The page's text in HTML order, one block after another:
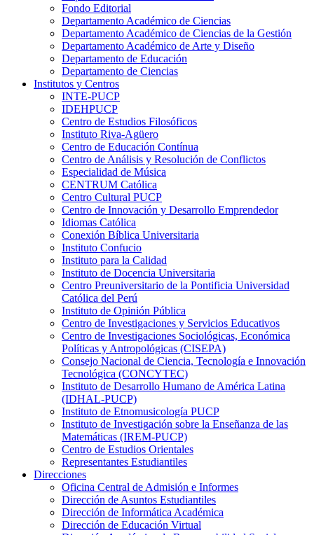
Fondo Editorial
Departamento Académico de Ciencias
Departamento Académico de Ciencias de la Gestión
Departamento Académico de Arte y Diseño
Departamento de Educación
Departamento de Ciencias
Institutos y Centros
INTE-PUCP
IDEHPUCP
Centro de Estudios Filosóficos
Instituto Riva-Agüero
Centro de Educación Contínua
Centro de Análisis y Resolución de Conflictos
Especialidad de Música
CENTRUM Católica
Centro Cultural PUCP
Centro de Innovación y Desarrollo Emprendedor
Idiomas Católica
Conexión Bíblica Universitaria
Instituto Confucio
Instituto para la Calidad
Instituto de Docencia Universitaria
Centro Preuniversitario de la Pontificia Universidad
Católica del Perú
Instituto de Opinión Pública
Centro de Investigaciones y Servicios Educativos
Centro de Investigaciones Sociológicas, Económica
Políticas y Antropológicas (CISEPA)
Consejo Nacional de Ciencia, Tecnología e Innovación
Tecnológica (CONCYTEC)
Instituto de Desarrollo Humano de América Latina
(IDHAL-PUCP)
Instituto de Etnomusicología PUCP
Instituto de Investigación sobre la Enseñanza de las
Matemáticas (IREM-PUCP)
Centro de Estudios Orientales
Representantes Estudiantiles
Direcciones
Oficina Central de Admisión e Informes
Dirección de Asuntos Estudiantiles
Dirección de Informática Académica
Dirección de Educación Virtual